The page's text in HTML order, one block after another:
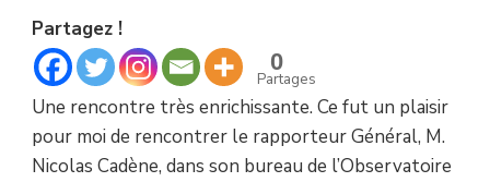
Partagez !
0
Partages
Une rencontre très enrichissante. Ce fut un plaisir
pour moi de rencontrer le rapporteur Général, M.
Nicolas Cadène, dans son bureau de l’Observatoire